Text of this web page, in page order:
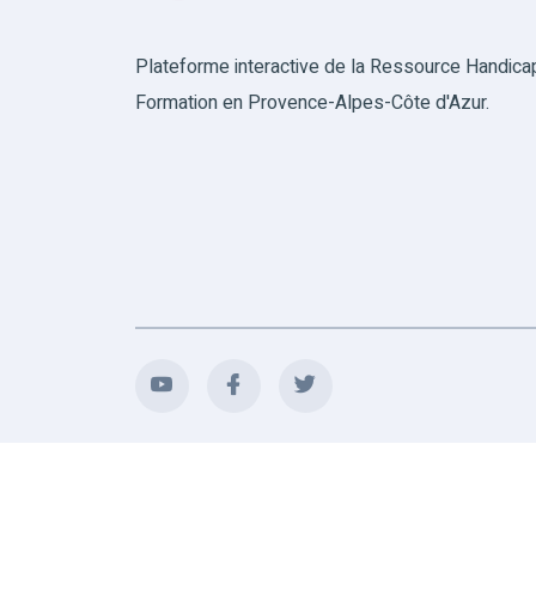
Plateforme interactive de la Ressource
Formation en Provence-Alpes-Côte d'Azur.